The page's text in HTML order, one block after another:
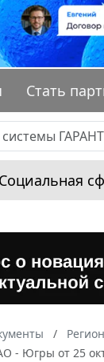
Стать
Социальная
- Югры от 25